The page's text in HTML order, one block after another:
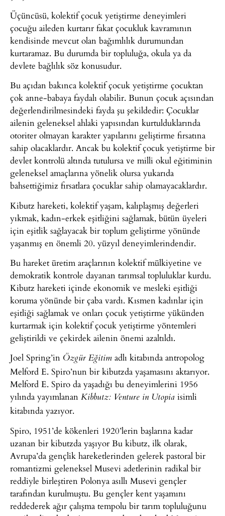
Üçüncüsü, kolektif çocuk yetiştirme deneyimleri
çocuğu aileden kurtarır fakat çocukluk kavramının
kendisinde mevcut olan bağımlılık durumundan
kurtaramaz. Bu durumda bir topluluğa, okula ya da
devlete bağlılık söz konusudur.
Bu açıdan bakınca kolektif çocuk yetiştirme çocuktan
çok anne-babaya faydalı olabilir. Bunun çocuk açısından
değerlendirilmesindeki fayda şu şekildedir: Çocuklar
ailenin geleneksel ahlaki yapısından kurtulduklarında
otoriter olmayan karakter yapılarını geliştirme fırsatına
sahip olacaklardır. Ancak bu kolektif çocuk yetiştirme bir
devlet kontrolü altında tutulursa ve milli okul eğitiminin
geleneksel amaçlarına yönelik olursa yukarıda
bahsettiğimiz fırsatlara çocuklar sahip olamayacaklardır.
Kibutz hareketi, kolektif yaşam, kalıplaşmış değerleri
yıkmak, kadın-erkek eşitliğini sağlamak, bütün üyeleri
için eşitlik sağlayacak bir toplum geliştirme yönünde
yaşanmış en önemli 20. yüzyıl deneyimlerindendir.
Bu hareket üretim araçlarının kolektif mülkiyetine ve
demokratik kontrole dayanan tarımsal topluluklar kurdu.
Kibutz hareketi içinde ekonomik ve mesleki eşitliği
koruma yönünde bir çaba vardı. Kısmen kadınlar için
eşitliği sağlamak ve onları çocuk yetiştirme yükünden
kurtarmak için kolektif çocuk yetiştirme yöntemleri
geliştirildi ve çekirdek ailenin önemi azaltıldı.
Joel Spring’in Özgür Eğitim adlı kitabında antropolog
Melford E. Spiro’nun bir kibutzda yaşamasını aktarıyor.
Melford E. Spiro da yaşadığı bu deneyimlerini 1956
yılında yayımlanan Kibbutz: Venture in Utopia isimli
kitabında yazıyor.
Spiro, 1951’de kökenleri 1920’lerin başlarına kadar
uzanan bir kibutzda yaşıyor Bu kibutz, ilk olarak,
Avrupa’da gençlik hareketlerinden gelerek pastoral bir
romantizmi geleneksel Musevi adetlerinin radikal bir
reddiyle birleştiren Polonya asıllı Musevi gençler
tarafından kurulmuştu. Bu gençler kent yaşamını
reddederek ağır çalışma tempolu bir tarım topluluğunu